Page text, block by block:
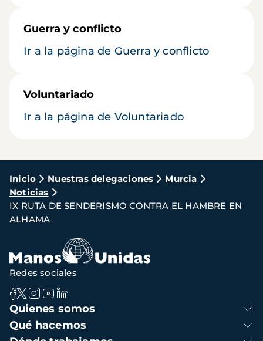
Guerra y conflicto
Ir a la página de Guerra y conflicto
Voluntariado
Ir a la página de Voluntariado
Ruta
de
navegación
Inicio Nuestras delegaciones
Murcia
Noticias
IX RUTA DE SENDERISMO CONTRA EL HAMBRE EN
ALHAMA
Navegación
principal
Quienes somos
Qué hacemos
Redes sociales